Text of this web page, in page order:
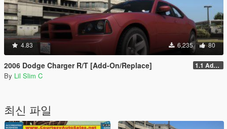
4.83 6,235 80
2006 Dodge Charger R/T [Add-On/Replace] 1.1 Addon/Replace
By Lil Slim C
최신 파일